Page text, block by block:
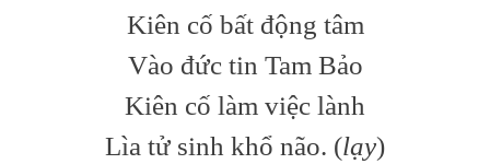
Kiên cố bất động tâm
Vào đức tin Tam Bảo
Kiên cố làm việc lành
Lìa tử sinh khổ não. (lạy)